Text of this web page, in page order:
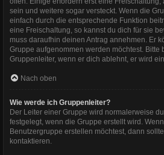
sein und weitere sogar versteckt. Wenn die
einfach durch die entsprechende Funktion
eine Freischaltung, so kannst du dich für sie
muss daraufhin deinen Antrag annehmen. Er
Gruppe aufgenommen werden möchtest. Bitte
Gruppenleiter, wenn er dich ablehnt, er wird
Nach oben
Wie werde ich Gruppenleiter?
Der Leiter einer Gruppe wird normalerweise
festgelegt, wenn die Gruppe erstellt wird.
Benutzergruppe erstellen möchtest, dann
kontaktieren.